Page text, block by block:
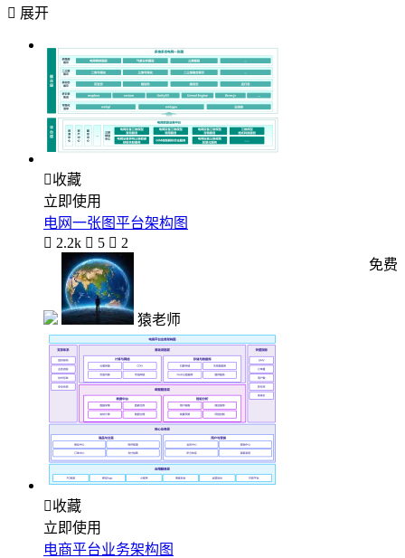
 展开
收藏
立即使用
电网一张图平台架构图
 2.2k  5  2
猿老师
免费
收藏
立即使用
电商平台业务架构图